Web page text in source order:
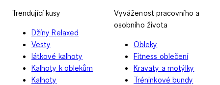
Trendující kusy
Džíny Relaxed
Vesty
látkové kalhoty
Kalhoty k oblekům
Kalhoty
Vyváženost pracovního a
osobního života
Obleky
Fitness oblečení
Kravaty a motýlky
Tréninkové bundy